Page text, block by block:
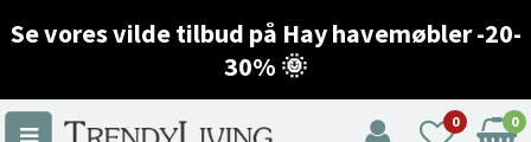
Se vores vilde tilbud på Hay havemøbler -20-
30% 🌞
0 0